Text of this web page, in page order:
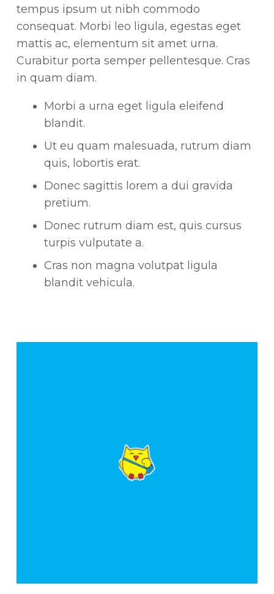
tempus ipsum ut nibh commodo
consequat. Morbi leo ligula, egestas eget
mattis ac, elementum sit amet urna.
Curabitur porta semper pellentesque. Cras
in quam diam.
Morbi a urna eget ligula eleifend
blandit.
Ut eu quam malesuada, rutrum diam
quis, lobortis erat.
Donec sagittis lorem a dui gravida
pretium.
Donec rutrum diam est, quis cursus
turpis vulputate a.
Cras non magna volutpat ligula
blandit vehicula.